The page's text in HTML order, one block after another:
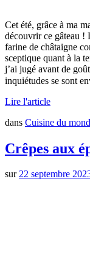
Cet été, grâce à ma
découvrir ce gâteau !
farine de châtaigne
sceptique quant à la
j’ai jugé avant de
inquiétudes se sont
Lire l'article
dans Cuisine du
Crêpes aux
sur22 septembre